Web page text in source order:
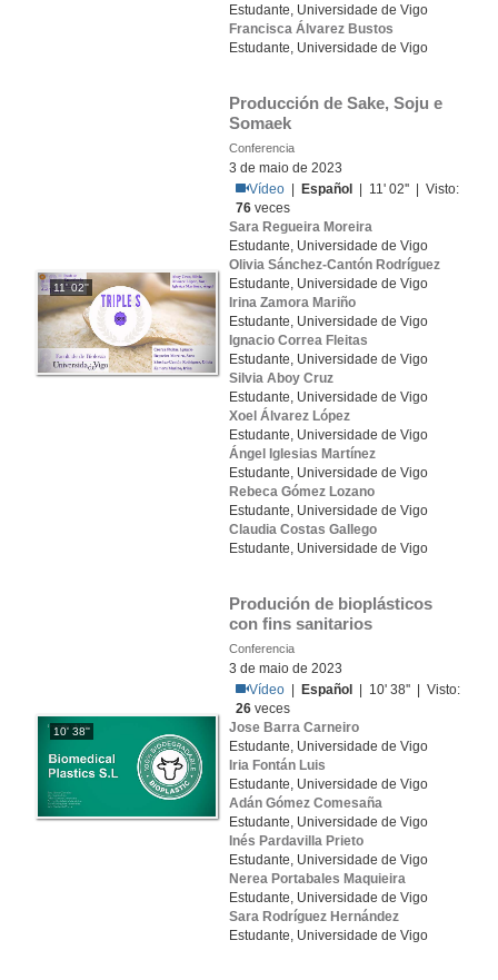
Estudante, Universidade de Vigo
Francisca Álvarez Bustos
Estudante, Universidade de Vigo
11' 02''
Producción de Sake, Soju e
Somaek
Conferencia
3 de maio de 2023
Vídeo
Español
| 11' 02'' | Visto:
76 veces
Sara Regueira Moreira
Estudante, Universidade de Vigo
Olivia Sánchez-Cantón Rodríguez
Estudante, Universidade de Vigo
Irina Zamora Mariño
Estudante, Universidade de Vigo
Ignacio Correa Fleitas
Estudante, Universidade de Vigo
Silvia Aboy Cruz
Estudante, Universidade de Vigo
Xoel Álvarez López
Estudante, Universidade de Vigo
Ángel Iglesias Martínez
Estudante, Universidade de Vigo
Rebeca Gómez Lozano
Estudante, Universidade de Vigo
Claudia Costas Gallego
Estudante, Universidade de Vigo
10' 38''
Produción de bioplásticos
con fins sanitarios
Conferencia
3 de maio de 2023
Vídeo
Español
| 10' 38'' | Visto:
26 veces
Jose Barra Carneiro
Estudante, Universidade de Vigo
Iria Fontán Luis
Estudante, Universidade de Vigo
Adán Gómez Comesaña
Estudante, Universidade de Vigo
Inés Pardavilla Prieto
Estudante, Universidade de Vigo
Nerea Portabales Maquieira
Estudante, Universidade de Vigo
Sara Rodríguez Hernández
Estudante, Universidade de Vigo